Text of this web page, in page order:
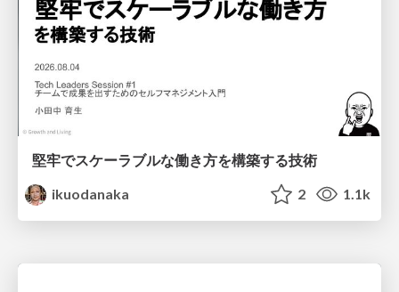
堅牢でスケーラブルな働き方を構築する技術
ikuodanaka
2 1.1k